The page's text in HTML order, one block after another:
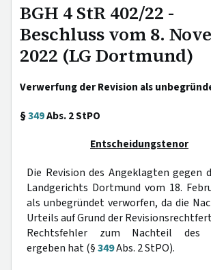
BGH 4 StR 402/22 -
Beschluss vom 8.
2022 (LG Dortmund)
Verwerfung der Revision als
§349Abs. 2 StPO
Entscheidungstenor
Die Revision des Angeklagten gegen
Landgerichts Dortmund vom 18.
als unbegründet verworfen, da die
Urteils auf Grund der
Rechtsfehler zum Nachteil des
ergeben hat (§349Abs. 2 StPO).